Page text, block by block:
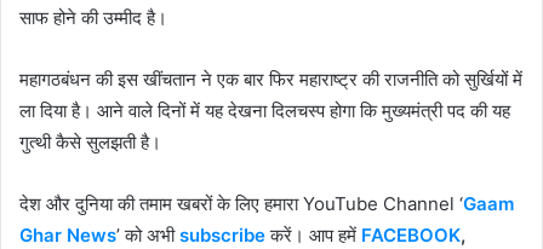
साफ होने की उम्मीद है।
महागठबंधन की इस खींचतान ने एक बार फिर महाराष्ट्र की राजनीति को सुर्खियों में
ला दिया है। आने वाले दिनों में यह देखना दिलचस्प होगा कि मुख्यमंत्री पद की यह
गुत्थी कैसे सुलझती है।
देश और दुनिया की तमाम खबरों के लिए हमारा YouTube Channel ‘Gaam
Ghar News’ को अभीsubscribe करें। आप हमें FACEBOOK,